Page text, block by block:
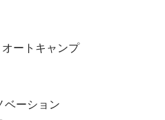
ートキャンプ
ベーション